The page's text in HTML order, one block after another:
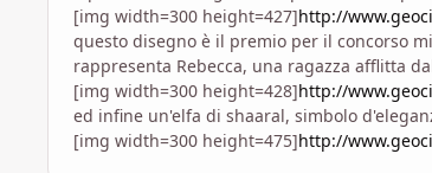
[img width=300 height=427]http://
questo disegno è il premio per il concorso
rappresenta Rebecca, una ragazza afflitta
[img width=300 height=428]http://
ed infine un'elfa di shaaral, simbolo
[img width=300 height=475]http://